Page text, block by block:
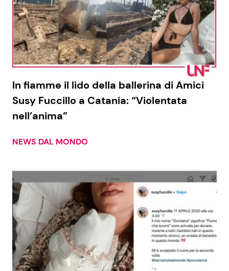
In fiamme il lido della ballerina di Amici
Susy Fuccillo a Catania: “Violentata
nell’anima”
NEWS DAL MONDO